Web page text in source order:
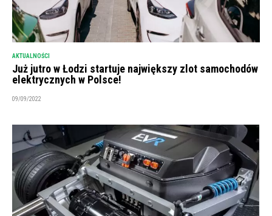
AKTUALNOŚCI
Już jutro w Łodzi startuje największy zlot samochodów
elektrycznych w Polsce!
09/09/2022